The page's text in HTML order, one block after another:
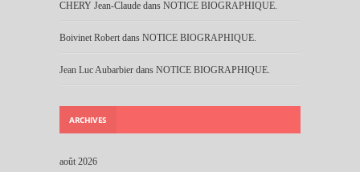
CHERY Jean-Claude dans NOTICE BIOGRAPHIQUE.
Boivinet Robert dans NOTICE BIOGRAPHIQUE.
Jean Luc Aubarbier dans NOTICE BIOGRAPHIQUE.
ARCHIVES
août 2026